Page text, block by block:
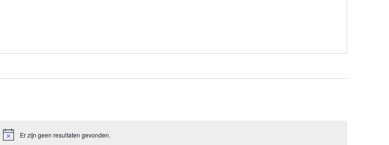
Bericht
Er zijn geen resultaten gevonden.